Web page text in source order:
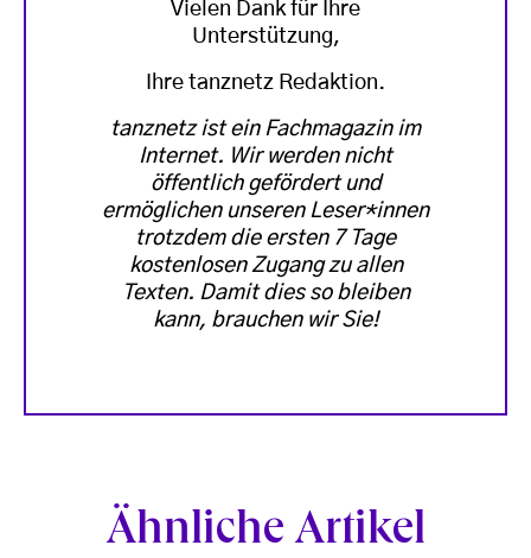
Vielen Dank für Ihre
Unterstützung,
Ihre tanznetz Redaktion.
tanznetz ist ein Fachmagazin im
Internet. Wir werden nicht
öffentlich gefördert und
ermöglichen unseren Leser*innen
trotzdem die ersten 7 Tage
kostenlosen Zugang zu allen
Texten. Damit dies so bleiben
kann, brauchen wir Sie!
Ähnliche Artikel